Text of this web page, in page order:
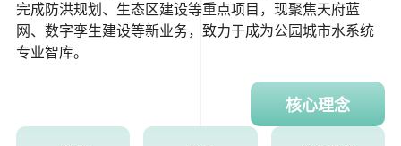
完成防洪规划、生态区建设等重点项目，现聚焦天府蓝
网、数字孪生建设等新业务，致力于成为公园城市水系统
专业智库。
核心理念